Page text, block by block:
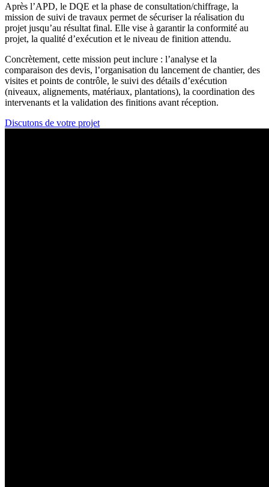
Après l’APD, le DQE et la phase de consultation/chiffrage, la
mission de suivi de travaux permet de sécuriser la réalisation du
projet jusqu’au résultat final. Elle vise à garantir la conformité au
projet, la qualité d’exécution et le niveau de finition attendu.
Concrètement, cette mission peut inclure : l’analyse et la
comparaison des devis, l’organisation du lancement de chantier, des
visites et points de contrôle, le suivi des détails d’exécution
(niveaux, alignements, matériaux, plantations), la coordination des
intervenants et la validation des finitions avant réception.
Discutons de votre projet